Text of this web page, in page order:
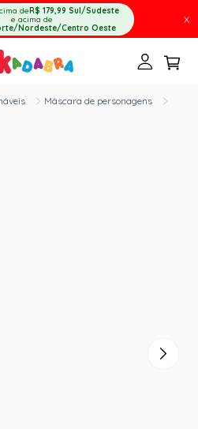
deR$ 179,99 Sul/Sudeste
e acima de
Nordeste/Centro Oeste
X
Máscara de personagens